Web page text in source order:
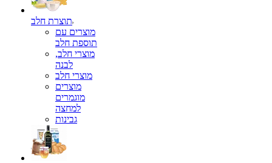
תוצרת חלב
מוצרים עם
תוספת חלב
מוצרי חלב,
לבנה
מוצרי חלב
מוצרים
מוגמרים
למחצה
גבינות